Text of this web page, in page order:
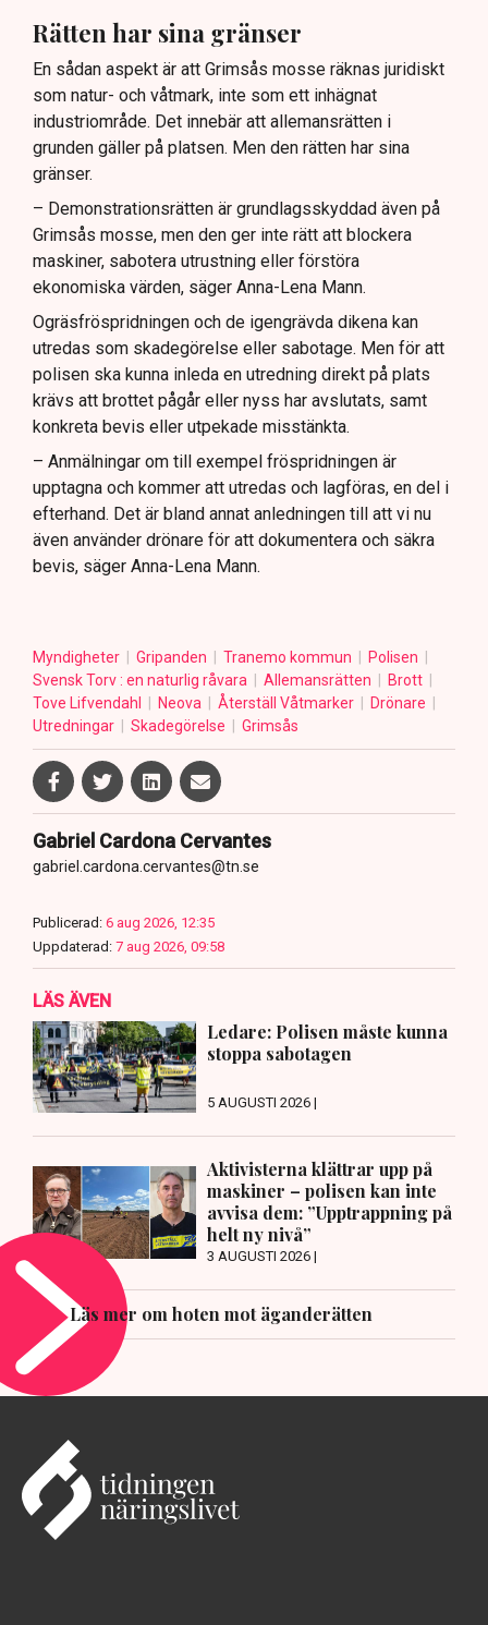
Rätten har sina gränser
En sådan aspekt är att Grimsås mosse räknas juridiskt
som natur- och våtmark, inte som ett inhägnat
industriområde. Det innebär att allemansrätten i
grunden gäller på platsen. Men den rätten har sina
gränser.
– Demonstrationsrätten är grundlagsskyddad även på
Grimsås mosse, men den ger inte rätt att blockera
maskiner, sabotera utrustning eller förstöra
ekonomiska värden, säger Anna-Lena Mann.
Ogräsfröspridningen och de igengrävda dikena kan
utredas som skadegörelse eller sabotage. Men för att
polisen ska kunna inleda en utredning direkt på plats
krävs att brottet pågår eller nyss har avslutats, samt
konkreta bevis eller utpekade misstänkta.
– Anmälningar om till exempel fröspridningen är
upptagna och kommer att utredas och lagföras, en del i
efterhand. Det är bland annat anledningen till att vi nu
även använder drönare för att dokumentera och säkra
bevis, säger Anna-Lena Mann.
Myndigheter Gripanden Tranemo kommun
Polisen
Svensk Torv : en naturlig råvara
Allemansrätten
Brott
Tove Lifvendahl
Neova Återställ Våtmarker
Drönare
Utredningar
Skadegörelse Grimsås
Gabriel Cardona Cervantes
gabriel.cardona.cervantes@tn.se
Publicerad: 6 aug 2026, 12:35
Uppdaterad: 7 aug 2026, 09:58
LÄS ÄVEN
Ledare: Polisen måste kunna
stoppa sabotagen
5 AUGUSTI 2026 |
Aktivisterna klättrar upp på
maskiner – polisen kan inte
avvisa dem: ”Upptrappning på
helt ny nivå”
3 AUGUSTI 2026 |
Läs mer om hoten mot äganderätten